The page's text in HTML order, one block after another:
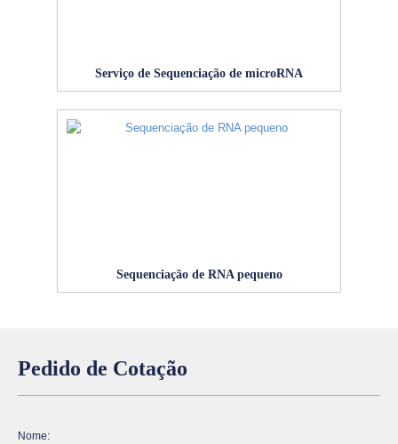
Serviço de Sequenciação de microRNA
Sequenciação de RNA pequeno
Pedido de Cotação
Nome: